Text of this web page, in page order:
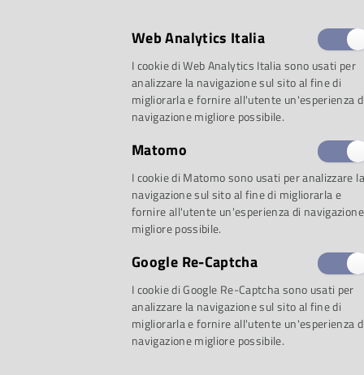
Per il
«Traiettorie»
musicale di
sguardo
Web Analytics Italia
I cookie di Web Analytics Italia sono usati per
analizzare la navigazione sul sito al fine di
migliorarla e fornire all'utente un'esperienza
navigazione migliore possibile.
Matomo
I cookie di Matomo sono usati per analizzare la
navigazione sul sito al fine di migliorarla e
fornire all'utente un'esperienza di navigazione
migliore possibile.
Google Re-Captcha
I cookie di Google Re-Captcha sono usati per
analizzare la navigazione sul sito al fine di
migliorarla e fornire all'utente un'esperienza
navigazione migliore possibile.